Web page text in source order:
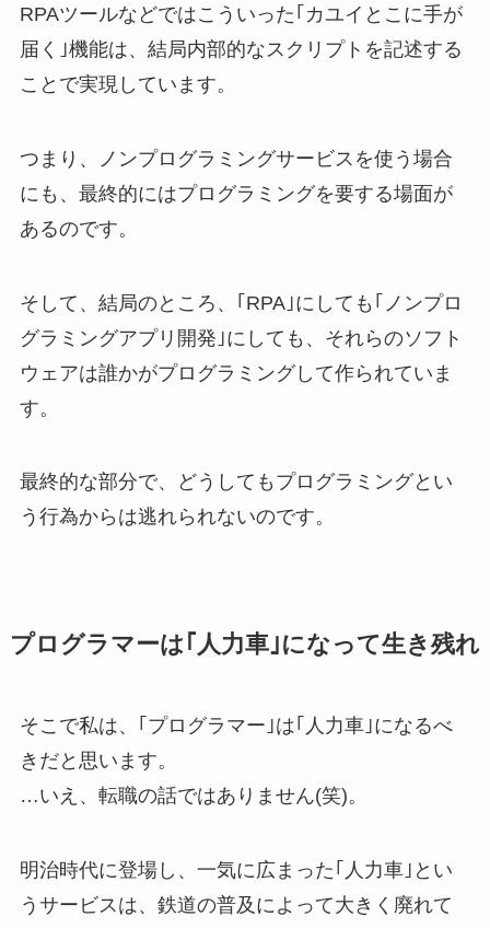
RPAツールなどではこういった｢カユイとこに手が
届く｣機能は、結局内部的なスクリプトを記述する
ことで実現しています。
つまり、ノンプログラミングサービスを使う場合
にも、最終的にはプログラミングを要する場面が
あるのです。
そして、結局のところ、｢RPA｣にしても｢ノンプロ
グラミングアプリ開発｣にしても、それらのソフト
ウェアは誰かがプログラミングして作られていま
す。
最終的な部分で、どうしてもプログラミングとい
う行為からは逃れられないのです。
プログラマーは｢人力車｣になって生き残れ
そこで私は、｢プログラマー｣は｢人力車｣になるべ
きだと思います。
…いえ、転職の話ではありません(笑)。
明治時代に登場し、一気に広まった｢人力車｣とい
うサービスは、鉄道の普及によって大きく廃れて